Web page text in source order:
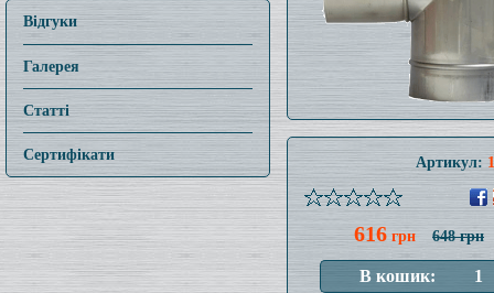
Відгуки
Галерея
Статті
Сертифікати Артикул:
616 грн 648 грн